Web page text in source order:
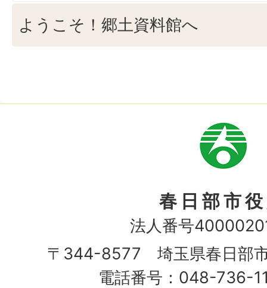
ようこそ！郷土資料館へ
市
章
春日部市
法人番号
〒344-8577 埼玉県春日部
電話番号：048-736-